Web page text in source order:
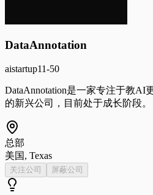
DataAnnotation
aistartup11-50
DataAnnotation是一家专注于教AI
的新兴公司，目前处于成长阶段。
总部
美国, Texas
关注公司 屏蔽公司